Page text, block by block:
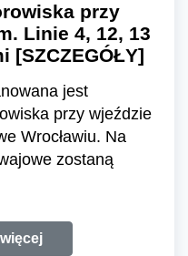
przy
Linie 4, 12, 13
[SZCZEGÓŁY]
jest
przy wjeździe
Wrocławiu. Na
zostaną